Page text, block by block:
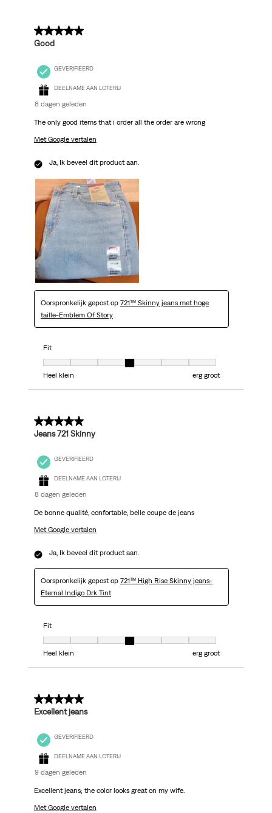
5 van 5 sterren.
Good
GEVERIFIEERD
DEELNAME AAN LOTERIJ
8 dagen geleden
The only good items that i order all the order are wrong
Met Google vertalen
Ja, Ik beveel dit product aan.
Oorspronkelijk gepost op 721™ Skinny jeans met hoge
taille-Emblem Of Story
Fit
Fit, 4 van 7, waarbij 1 gelijk is aan Heel klein en 7 gelijk is aan erg groot
Heel klein
erg groot
5 van 5 sterren.
Jeans 721 Skinny
GEVERIFIEERD
DEELNAME AAN LOTERIJ
8 dagen geleden
De bonne qualité, confortable, belle coupe de jeans
Met Google vertalen
Ja, Ik beveel dit product aan.
Oorspronkelijk gepost op 721™ High Rise Skinny jeans-
Eternal Indigo Drk Tint
Fit
Fit, 4 van 7, waarbij 1 gelijk is aan Heel klein en 7 gelijk is aan erg groot
Heel klein
erg groot
5 van 5 sterren.
Excellent jeans
GEVERIFIEERD
DEELNAME AAN LOTERIJ
9 dagen geleden
Excellent jeans; the color looks great on my wife.
Met Google vertalen